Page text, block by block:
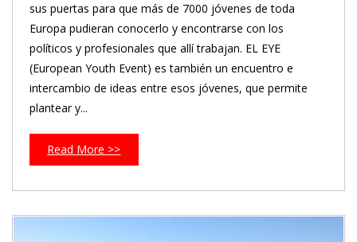
sus puertas para que más de 7000 jóvenes de toda
Europa pudieran conocerlo y encontrarse con los
políticos y profesionales que allí trabajan. EL EYE
(European Youth Event) es también un encuentro e
intercambio de ideas entre esos jóvenes, que permite
plantear y...
Read More >>